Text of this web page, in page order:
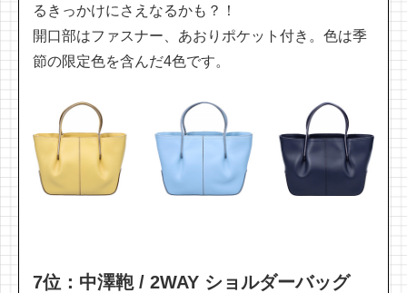
るきっかけにさえなるかも？！
開口部はファスナー、あおりポケット付き。色は季
節の限定色を含んだ4色です。
7位：中澤鞄 / 2WAY ショルダーバッグ